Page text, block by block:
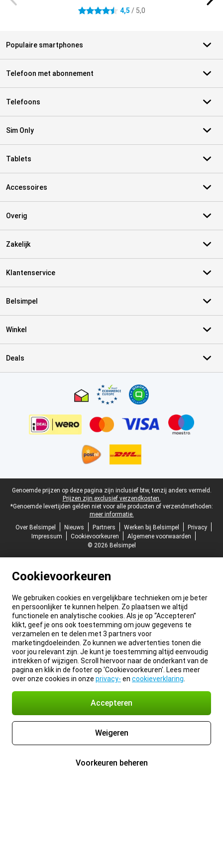
4.5 sterren 4,5 / 5,0
Populaire smartphones
Telefoon met abonnement
Telefoons
Sim Only
Tablets
Accessoires
Overig
Zakelijk
Klantenservice
Belsimpel
Winkel
Deals
Juridische voettekst
Genoemde prijzen op deze pagina zijn inclusief btw, tenzij anders vermeld.
Prijzen zijn exclusief verzendkosten.
*Genoemde levertijden gelden niet voor alle producten of verzendmethoden:
meer informatie.
Over Belsimpel
Nieuws Partners Werken bij Belsimpel
Privacy
Impressum
Cookievoorkeuren
Algemene voorwaarden
© 2026 Belsimpel
Cookievoorkeuren
We gebruiken cookies en vergelijkbare technieken om je beter
en persoonlijker te kunnen helpen. Zo plaatsen we altijd
functionele en analytische cookies. Als je op “Accepteren”
klikt, geef je ons ook toestemming om jouw gegevens te
verzamelen en te delen met 3 partners voor
marketingdoeleinden. Zo kunnen we advertenties tonen die
voor jou relevant zijn. Je kunt je toestemming altijd eenvoudig
intrekken of wijzigen. Scroll hiervoor naar de onderkant van de
pagina en klik in de footer op 'Cookievoorkeuren'. Lees meer
over onze cookies in onze privacy- en cookieverklaring
Accepteren
Weigeren
Voorkeuren beheren